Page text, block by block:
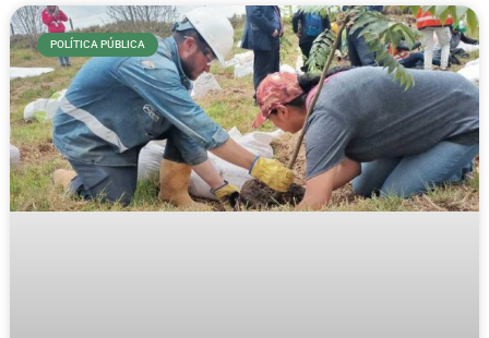
POLÍTICA PÚBLICA